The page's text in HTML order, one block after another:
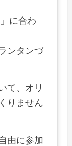
に合わ
ンタンづ
て、オリ
りません
由に参加